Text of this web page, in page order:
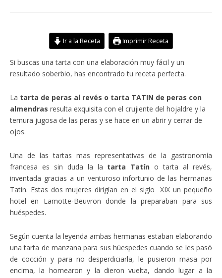
Ir a la Receta Imprimir Receta
Si buscas una tarta con una elaboración muy fácil y un
resultado soberbio, has encontrado tu receta perfecta.
La tarta de peras al revés o tarta TATIN de peras con
almendras resulta exquisita con el crujiente del hojaldre y la
ternura jugosa de las peras y se hace en un abrir y cerrar de
ojos.
Una de las tartas mas representativas de la gastronomía
francesa es sin duda la la tarta Tatín o tarta al revés,
inventada gracias a un venturoso infortunio de las hermanas
Tatin. Estas dos mujeres dirigían en el siglo XIX un pequeño
hotel en Lamotte-Beuvron donde la preparaban para sus
huéspedes.
Según cuenta la leyenda ambas hermanas estaban elaborando
una tarta de manzana para sus húespedes cuando se les pasó
de cocción y para no desperdiciarla, le pusieron masa por
encima, la hornearon y la dieron vuelta, dando lugar a la